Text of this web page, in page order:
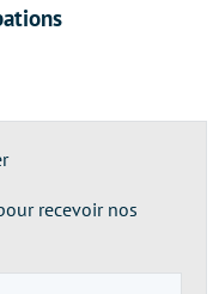
recevoir nos